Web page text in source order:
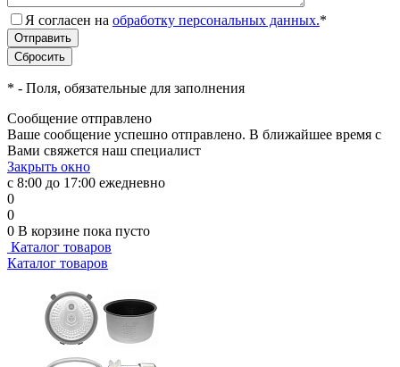
Я согласен на обработку персональных данных.*
* - Поля, обязательные для заполнения
Сообщение отправлено
Ваше сообщение успешно отправлено. В ближайшее время с
Вами свяжется наш специалист
Закрыть окно
с 8:00 до 17:00 ежедневно
0
0
0 В корзине пока пусто
Каталог товаров
Каталог товаров